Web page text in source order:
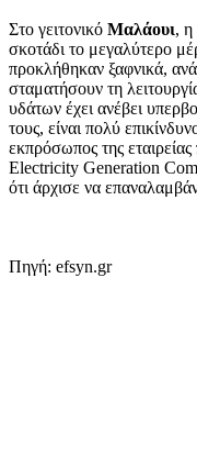
Στο γειτονικό Μαλάουι, η
σκοτάδι το μεγαλύτερο
προκλήθηκαν ξαφνικά,
σταματήσουν τη
υδάτων έχει ανέβει
τους, είναι πολύ
εκπρόσωπος της
Electricity Generation
ότι άρχισε να
Πηγή: efsyn.gr